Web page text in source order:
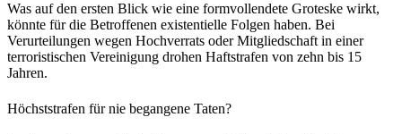
Was auf den ersten Blick wie eine formvollendete Groteske wirkt,
könnte für die Betroffenen existentielle Folgen haben. Bei
Verurteilungen wegen Hochverrats oder Mitgliedschaft in einer
terroristischen Vereinigung drohen Haftstrafen von zehn bis 15
Jahren.
Höchststrafen für nie begangene Taten?